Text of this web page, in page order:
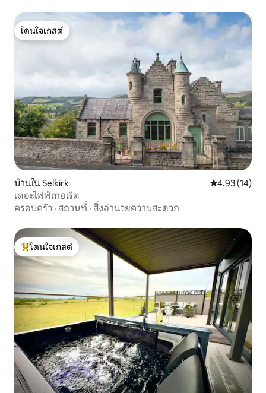
โดนใจเกสต์
โดนใจเกสต์
บ้านใน Selkirk คะแนนเฉลี่ย
4.93 (14)
เดอะไฟฟ์เทอเร็ต
ครอบครัว · สถานที่ · สิ่งอำนวยความสะดวก
โดนใจเกสต์ที่สุด
โดนใจเกสต์